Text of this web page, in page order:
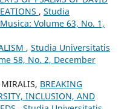
, Studia
Volume 63, No. 1,
, Studia Universitatis
58, No. 2, December
BREAKING
INCLUSION, AND